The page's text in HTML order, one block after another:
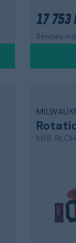
17 753
Sendes
M18